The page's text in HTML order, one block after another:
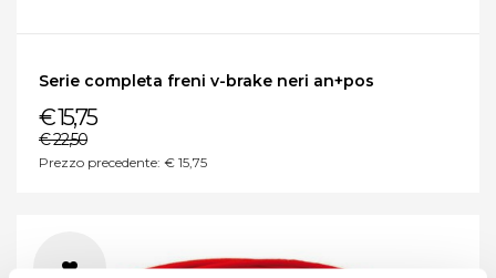
Serie completa freni v-brake neri an+pos
€ 15,75
€ 22,50
Prezzo precedente: € 15,75